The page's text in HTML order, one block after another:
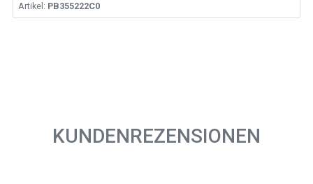
Artikel: PB355222C0
KUNDENREZENSIONEN